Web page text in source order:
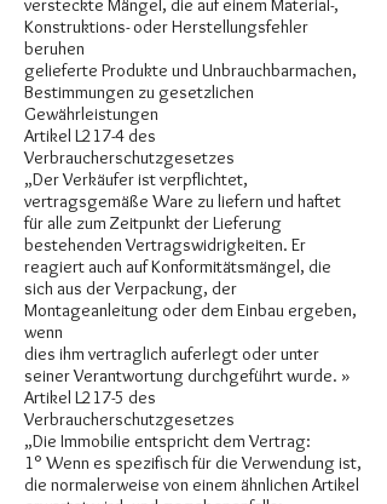
versteckte Mängel, die auf einem Material-,
Konstruktions- oder Herstellungsfehler
beruhen
gelieferte Produkte und Unbrauchbarmachen,
Bestimmungen zu gesetzlichen
Gewährleistungen
Artikel L217-4 des
Verbraucherschutzgesetzes
„Der Verkäufer ist verpflichtet,
vertragsgemäße Ware zu liefern und haftet
für alle zum Zeitpunkt der Lieferung
bestehenden Vertragswidrigkeiten. Er
reagiert auch auf Konformitätsmängel, die
sich aus der Verpackung, der
Montageanleitung oder dem Einbau ergeben,
wenn
dies ihm vertraglich auferlegt oder unter
seiner Verantwortung durchgeführt wurde. »
Artikel L217-5 des
Verbraucherschutzgesetzes
„Die Immobilie entspricht dem Vertrag:
1° Wenn es spezifisch für die Verwendung ist,
die normalerweise von einem ähnlichen Artikel